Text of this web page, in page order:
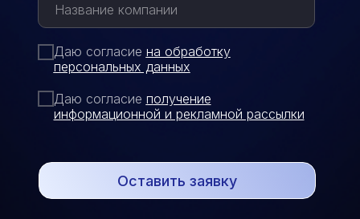
Даю согласие на обработку
персональных данных
Даю согласие получение
информационной и рекламной рассылки
Оставить заявку